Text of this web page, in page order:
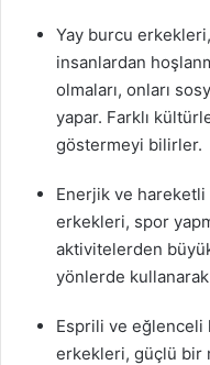
Yay burcu
insanlardan
olmaları, onları
yapar. Farklı
göstermeyi bilirler.
Enerjik ve hareketli
erkekleri, spor
aktivitelerden
yönlerde kullanarak
Esprili ve eğlenceli
erkekleri, güçlü bir